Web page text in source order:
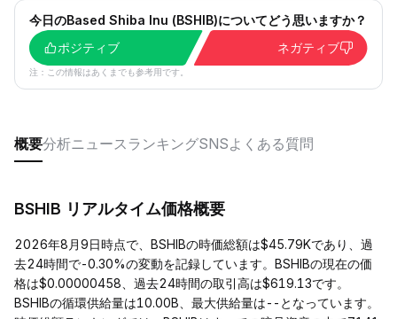
今日のBased Shiba Inu (BSHIB)についてどう思いますか？
ポジティブ
ネガティブ
注：この情報はあくまでも参考用です。
概要分析ニュース ランキングSNSよくある質問
BSHIB リアルタイム価格概要
2026年8月9日時点で、BSHIBの時価総額は$45.79Kであり、過
去24時間で-0.30%の変動を記録しています。BSHIBの現在の価
格は$0.00000458、過去24時間の取引高は$619.13です。
BSHIBの循環供給量は10.00B、最大供給量は--となっています。